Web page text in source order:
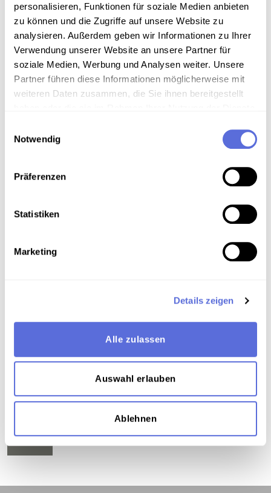
personalisieren, Funktionen für soziale Medien anbieten
zu können und die Zugriffe auf unsere Website zu
analysieren. Außerdem geben wir Informationen zu Ihrer
Verwendung unserer Website an unsere Partner für
soziale Medien, Werbung und Analysen weiter. Unsere
Partner führen diese Informationen möglicherweise mit
weiteren Daten zusammen, die Sie ihnen bereitgestellt
Notwendig
Präferenzen
Statistiken
Marketing
Details zeigen
Alle zulassen
Auswahl erlauben
Ablehnen
Sammlungsgeschichte
Sammlung Radio Mitschnitte der Österreichischen
Mediathek
Download
Metadaten
Verortung in der digitalen Sammlung
Politik Österreich
Sammlung Radio Mitschnitte der Österreichischen
Das Medium in Onlineausstellungen
Dieses Medium wird hier verwendet:
1986-1987